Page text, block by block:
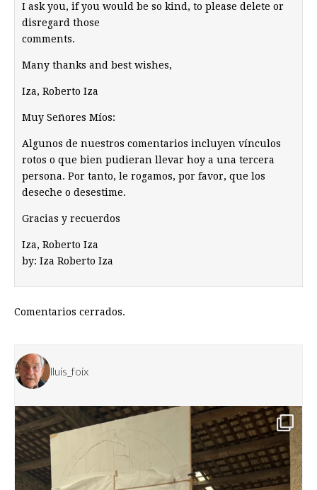
I ask you, if you would be so kind, to please delete or
disregard those
comments.
Many thanks and best wishes,
Iza, Roberto Iza
Muy Señores Míos:
Algunos de nuestros comentarios incluyen vínculos
rotos o que bien pudieran llevar hoy a una tercera
persona. Por tanto, le rogamos, por favor, que los
deseche o desestime.
Gracias y recuerdos
Iza, Roberto Iza
by: Iza Roberto Iza
Comentarios cerrados.
lluis_foix